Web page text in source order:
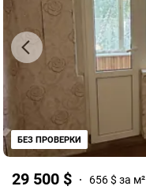
29 500 $ 656 $ за м²
БЕЗ ПРОВЕРКИ